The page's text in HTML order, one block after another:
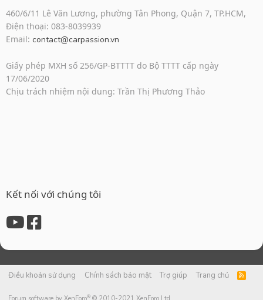
460/6/11 Lê Văn Lương, phường Tân Phong, Quận 7, TP.HCM,
Điện thoại: 083-8039939
Email: contact@carpassion.vn
Giấy phép MXH số 256/GP-BTTTT do Bộ TTTT cấp ngày
17/06/2020
Chịu trách nhiệm nội dung: Trần Thị Phương Thảo
Kết nối với chúng tôi
Điều khoản sử dụng Chính sách bảo mật Trợ giúp Trang chủ
R
S
®